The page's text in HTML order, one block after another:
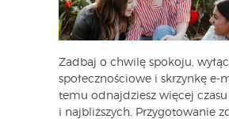
Zadbaj o chwilę spokoju,
społecznościowe i skrzynkę e-
temu odnajdziesz więcej
i najbliższych. Przygotowanie